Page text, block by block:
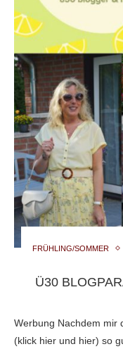
FRÜHLING/SOMMER
Ü30
Werbung Nachdem mir
(klick hier und hier) so